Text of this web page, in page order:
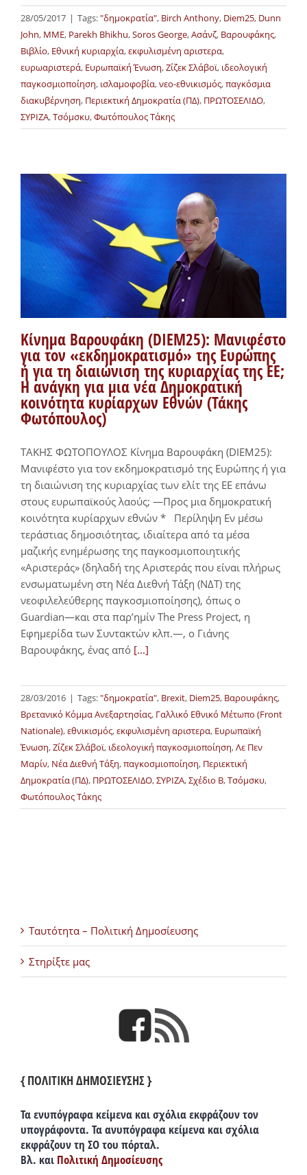
28/05/2017 | Tags:"δημοκρατία", Birch Anthony, Diem25, Dunn
John, MME, Parekh Bhikhu,Soros George,Ασάνζ, Βαρουφάκης,
Βιβλίο, Εθνική κυριαρχία,εκφυλισμένη αριστερα,
ευρωαριστερά, Ευρωπαϊκή Ένωση,Ζίζεκ Σλάβοϊ, ιδεολογική
παγκοσμιοποίηση, ισλαμοφοβία,νεο-εθνικισμός,παγκόσμια
διακυβέρνηση, Περιεκτική Δημοκρατία (ΠΔ), ΠΡΩΤΟΣΕΛΙΔΟ,
ΣΥΡΙΖΑ,Τσόμσκυ,Φωτόπουλος Τάκης
Κίνημα Βαρουφάκη (DIEM25): Μανιφέστο
για τον «εκδημοκρατισμό» της Ευρώπης
ή για τη διαιώνιση της κυριαρχίας της ΕΕ;
Η ανάγκη για μια νέα Δημοκρατική
κοινότητα κυρίαρχων Εθνών (Τάκης
Φωτόπουλος)
ΤΑΚΗΣ ΦΩΤΟΠΟΥΛΟΣ Κίνημα Βαρουφάκη (DIEM25):
Μανιφέστο για τον εκδημοκρατισμό της Ευρώπης ή για
τη διαιώνιση της κυριαρχίας των ελίτ της ΕΕ επάνω
στους ευρωπαϊκούς λαούς; —Προς μια δημοκρατική
κοινότητα κυρίαρχων εθνών * Περίληψη Εν μέσω
τεράστιας δημοσιότητας, ιδιαίτερα από τα μέσα
μαζικής ενημέρωσης της παγκοσμιοποιητικής
«Αριστεράς» (δηλαδή της Αριστεράς που είναι πλήρως
ενσωματωμένη στη Νέα Διεθνή Τάξη (ΝΔΤ) της
νεοφιλελεύθερης παγκοσμιοποίησης), όπως ο
Guardian—και στα παρ’ημίν The Press Project, η
Εφημερίδα των Συντακτών κλπ.—, ο Γιάνης
Βαρουφάκης, ένας από [...]
28/03/2016 | Tags:"δημοκρατία", Brexit, Diem25, Βαρουφάκης,
Βρετανικό Κόμμα Ανεξαρτησίας, Γαλλικό Εθνικό Μέτωπο (Front
Nationale),εθνικισμός,εκφυλισμένη αριστερα, Ευρωπαϊκή
Ένωση,Ζίζεκ Σλάβοϊ, ιδεολογική παγκοσμιοποίηση,Λε Πεν
Μαρίν, Νέα Διεθνή Τάξη,παγκοσμιοποίηση, Περιεκτική
Δημοκρατία (ΠΔ), ΠΡΩΤΟΣΕΛΙΔΟ,ΣΥΡΙΖΑ,Σχέδιο Β,Τσόμσκυ,
Φωτόπουλος Τάκης
Ταυτότητα – Πολιτική Δημοσίευσης
Στηρίξτε μας
{ ΠΟΛΙΤΙΚΗ ΔΗΜΟΣΙΕΥΣΗΣ }
Τα ενυπόγραφα κείμενα και σχόλια εκφράζουν τον
υπογράφοντα. Τα ανυπόγραφα κείμενα και σχόλια
εκφράζουν τη ΣΟ του πόρταλ.
Βλ. και Πολιτική Δημοσίευσης